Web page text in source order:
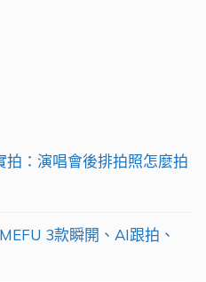
拍：演唱會後排拍照怎麼拍
3款瞬開、AI跟拍、